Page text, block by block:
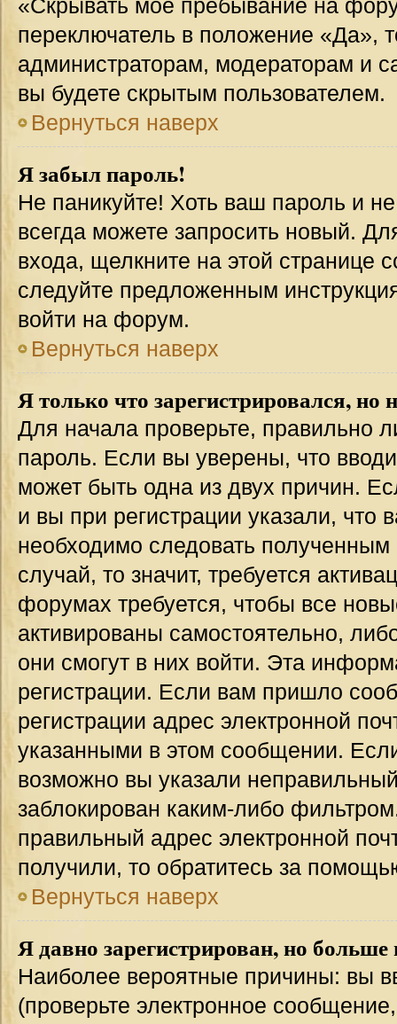
«Скрывать мое пребывание на
переключатель в положение «Да»,
администраторам, модераторам и
вы будете скрытым пользователем.
Вернуться наверх
Я забыл пароль!
Не паникуйте! Хоть ваш пароль и
всегда можете запросить новый.
входа, щелкните на этой странице
следуйте предложенным
войти на форум.
Вернуться наверх
Я только что зарегистрировался, но
Для начала проверьте, правильно
пароль. Если вы уверены, что
может быть одна из двух причин.
и вы при регистрации указали, что
необходимо следовать
случай, то значит, требуется
форумах требуется, чтобы все
активированы самостоятельно,
они смогут в них войти. Эта
регистрации. Если вам пришло
регистрации адрес электронной
указанными в этом сообщении.
возможно вы указали
заблокирован каким-либо
правильный адрес электронной
получили, то обратитесь за
Вернуться наверх
Я давно зарегистрирован, но
Наиболее вероятные причины: вы
(проверьте электронное